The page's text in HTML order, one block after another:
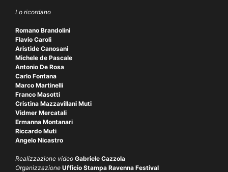
Lo ricordano
Romano Brandolini
Flavio Caroli
Aristide Canosani
Michele de Pascale
Antonio De Rosa
Carlo Fontana
Marco Martinelli
Franco Masotti
Cristina Mazzavillani Muti
Vidmer Mercatali
Ermanna Montanari
Riccardo Muti
Angelo Nicastro
Realizzazione video Gabriele Cazzola
Organizzazione Ufficio Stampa Ravenna Festival